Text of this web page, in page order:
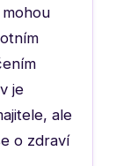
je
ale
o zdraví